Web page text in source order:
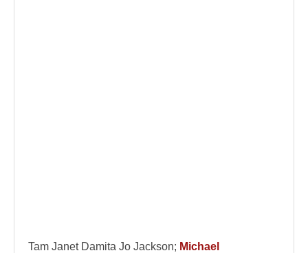
Tam Janet Damita Jo Jackson; Michael